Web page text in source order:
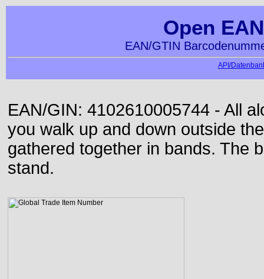
Open
EAN/GTIN
API/
EAN/GIN: 4102610005744 - All
you walk up and down outside
gathered together in bands. The
stand.